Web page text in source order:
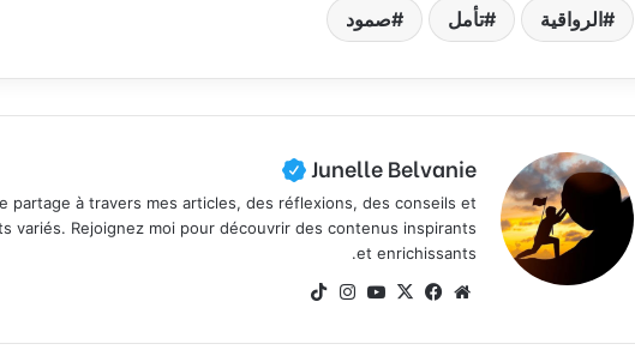
الرواقية تأمل صمود
Junelle Belvanie
partage à travers mes articles, des réflexions, des conseils et
variés. Rejoignez moi pour découvrir des contenus inspirants
et enrichissants.
موق
الوي
في
وك
X
يوتي انس
ام
k